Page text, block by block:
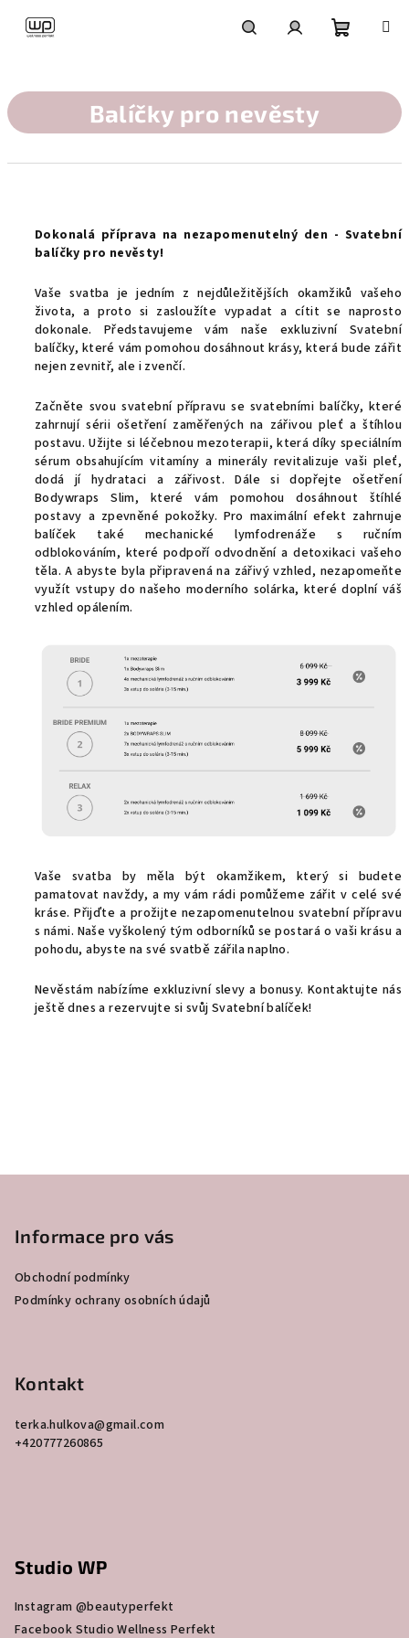
Balíčky pro nevěsty
Dokonalá příprava na nezapomenutelný den - Svatební
balíčky pro nevěsty!
Vaše svatba je jedním z nejdůležitějších okamžiků vašeho
života, a proto si zasloužíte vypadat a cítit se naprosto
dokonale. Představujeme vám naše exkluzivní Svatební
balíčky, které vám pomohou dosáhnout krásy, která bude zářit
nejen zevnitř, ale i zvenčí.
Začněte svou svatební přípravu se svatebními balíčky, které
zahrnují sérii ošetření zaměřených na zářivou pleť a štíhlou
postavu. Užijte si léčebnou mezoterapii, která díky speciálním
sérum obsahujícím vitamíny a minerály revitalizuje vaši pleť,
dodá jí hydrataci a zářivost. Dále si dopřejte ošetření
Bodywraps Slim, které vám pomohou dosáhnout štíhlé
postavy a zpevněné pokožky. Pro maximální efekt zahrnuje
balíček také mechanické lymfodrenáže s ručním
odblokováním, které podpoří odvodnění a detoxikaci vašeho
těla. A abyste byla připravená na zářivý vzhled, nezapomeňte
využít vstupy do našeho moderního solárka, které doplní váš
vzhled opálením.
Vaše svatba by měla být okamžikem, který si budete
pamatovat navždy, a my vám rádi pomůžeme zářit v celé své
kráse. Přijďte a prožijte nezapomenutelnou svatební přípravu
s námi. Naše vyškolený tým odborníků se postará o vaši krásu a
pohodu, abyste na své svatbě zářila naplno.
Nevěstám nabízíme exkluzivní slevy a bonusy. Kontaktujte nás
ještě dnes a rezervujte si svůj Svatební balíček!
Informace pro vás
Obchodní podmínky
Podmínky ochrany osobních údajů
Kontakt
terka.hulkova@gmail.com
+420777260865
Studio WP
Instagram @beautyperfekt
Facebook Studio Wellness Perfekt